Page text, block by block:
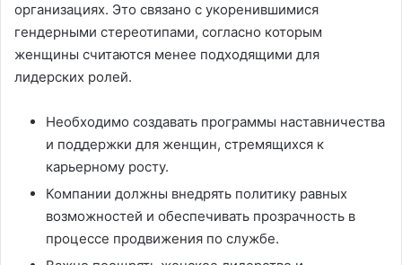
организациях. Это связано с укоренившимися
гендерными стереотипами, согласно которым
женщины считаются менее подходящими для
лидерских ролей.
Необходимо создавать программы наставничества
и поддержки для женщин, стремящихся к
карьерному росту.
Компании должны внедрять политику равных
возможностей и обеспечивать прозрачность в
процессе продвижения по службе.